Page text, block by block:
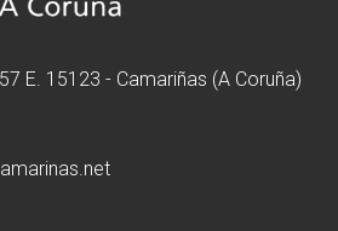
E. 15123 - Camariñas (A Coruña)